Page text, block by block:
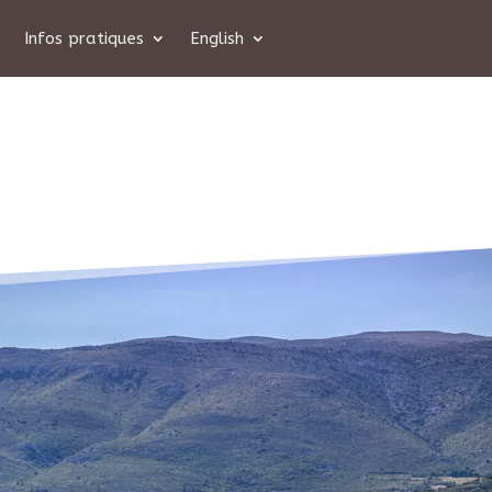
Infos pratiques English